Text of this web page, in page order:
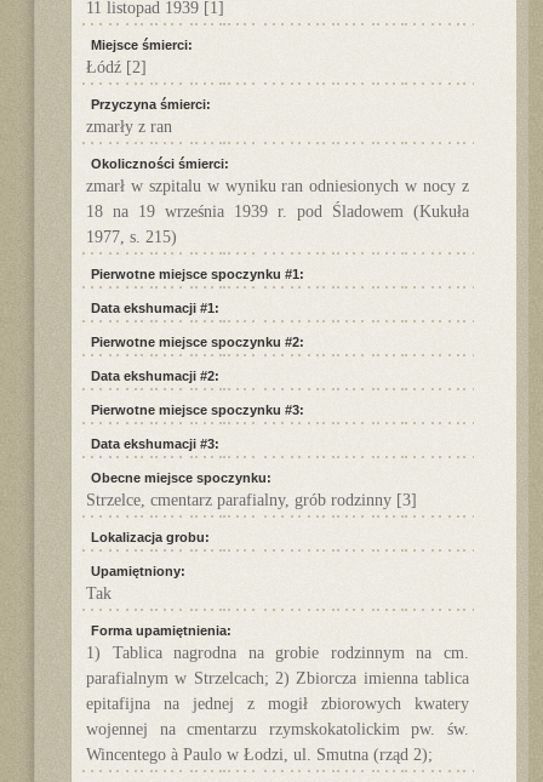
11 listopad 1939 [1]
Miejsce śmierci:
Łódź [2]
Przyczyna śmierci:
zmarły z ran
Okoliczności śmierci:
zmarł w szpitalu w wyniku ran odniesionych w nocy z
18 na 19 września 1939 r. pod Śladowem (Kukuła
1977, s. 215)
Pierwotne miejsce spoczynku #1:
Data ekshumacji #1:
Pierwotne miejsce spoczynku #2:
Data ekshumacji #2:
Pierwotne miejsce spoczynku #3:
Data ekshumacji #3:
Obecne miejsce spoczynku:
Strzelce, cmentarz parafialny, grób rodzinny [3]
Lokalizacja grobu:
Upamiętniony:
Tak
Forma upamiętnienia:
1) Tablica nagrodna na grobie rodzinnym na cm.
parafialnym w Strzelcach; 2) Zbiorcza imienna tablica
epitafijna na jednej z mogił zbiorowych kwatery
wojennej na cmentarzu rzymskokatolickim pw. św.
Wincentego à Paulo w Łodzi, ul. Smutna (rząd 2);